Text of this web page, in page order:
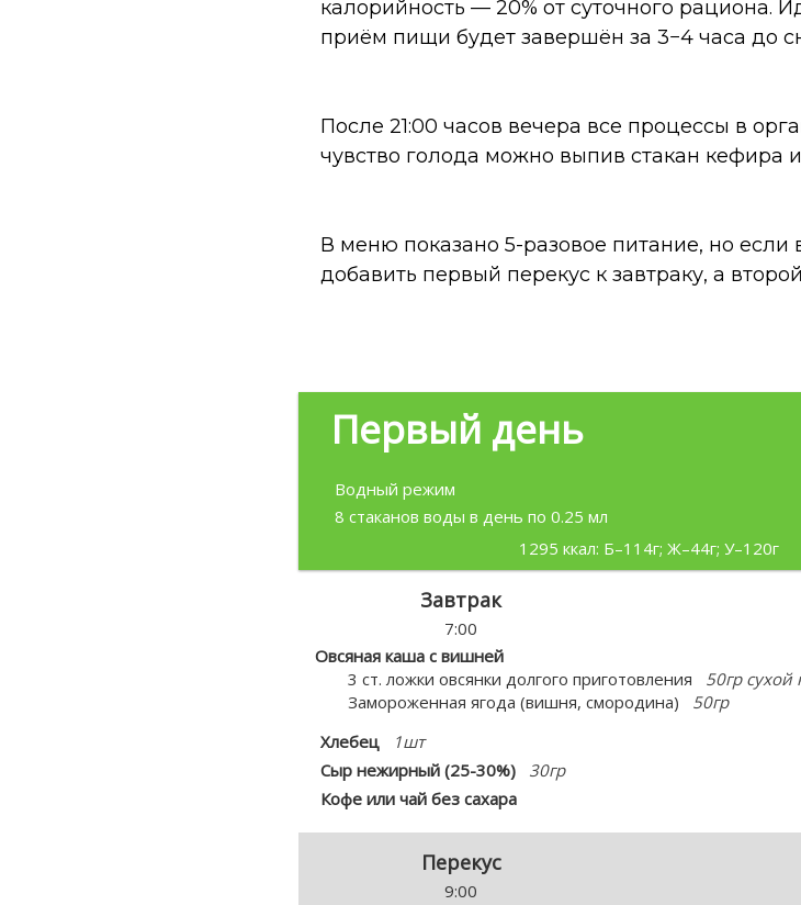
калорийность — 20% от суточного рациона.
приём пищи будет завершён за 3−4 часа до
После 21:00 часов вечера все процессы в
чувство голода можно выпив стакан кефира
В меню показано 5-разовое питание, но
добавить первый перекус к завтраку, а
Первый день
Водный режим
8 стаканов воды в день по 0.25 мл
1295 ккал: Б–114г; Ж–44г; У–120г
Завтрак
7:00
Овсяная каша с вишней
3 ст. ложки овсянки долгого приготовления
50гр сухой
Замороженная ягода (вишня, смородина)
50гр
Хлебец
1шт
Сыр нежирный (25-30%)
30гр
Кофе или чай без сахара
Перекус
9:00